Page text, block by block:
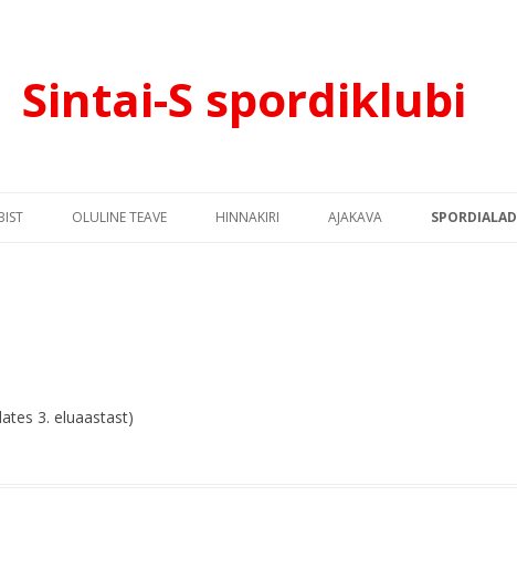
Sintai-S spordiklubi
OLULINE TEAVE HINNAKIRI AJAKAVA SPORDIALAD
3. eluaastast)